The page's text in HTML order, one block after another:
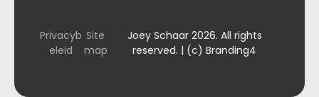
Joey Schaar 2026. All rights
reserved. | (c) Branding4
Privacyb
eleid
Site
map